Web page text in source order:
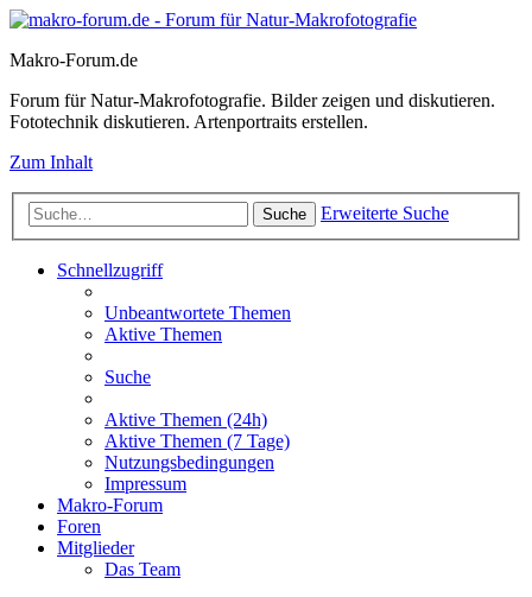
Makro-Forum.de
Forum für Natur-Makrofotografie. Bilder zeigen und diskutieren.
Fototechnik diskutieren. Artenportraits erstellen.
Zum Inhalt
Suche Erweiterte Suche
Schnellzugriff
Unbeantwortete Themen
Aktive Themen
Suche
Aktive Themen (24h)
Aktive Themen (7 Tage)
Nutzungsbedingungen
Impressum
Makro-Forum
Foren
Mitglieder
Das Team